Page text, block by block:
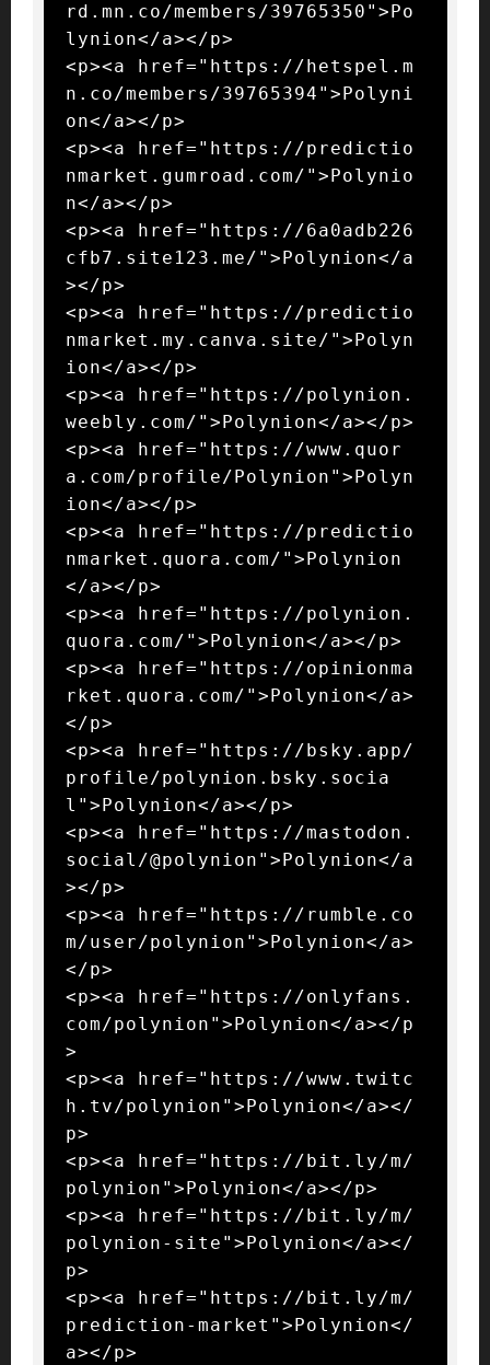
rd.mn.co/members/39765350">Po
lynion</a></p>
<p><a href="https://hetspel.m
n.co/members/39765394">Polyni
on</a></p>
<p><a href="https://predictio
nmarket.gumroad.com/">Polynio
n</a></p>
<p><a href="https://6a0adb226
cfb7.site123.me/">Polynion</a
></p>
<p><a href="https://predictio
nmarket.my.canva.site/">Polyn
ion</a></p>
<p><a href="https://polynion.
weebly.com/">Polynion</a></p>
<p><a href="https://www.quor
a.com/profile/Polynion">Polyn
ion</a></p>
<p><a href="https://predictio
nmarket.quora.com/">Polynion
</a></p>
<p><a href="https://polynion.
quora.com/">Polynion</a></p>
<p><a href="https://opinionma
rket.quora.com/">Polynion</a>
</p>
<p><a href="https://bsky.app/
profile/polynion.bsky.socia
l">Polynion</a></p>
<p><a href="https://mastodon.
social/@polynion">Polynion</a
></p>
<p><a href="https://rumble.co
m/user/polynion">Polynion</a>
</p>
<p><a href="https://onlyfans.
com/polynion">Polynion</a></p
>
<p><a href="https://www.twitc
h.tv/polynion">Polynion</a></
p>
<p><a href="https://bit.ly/m/
polynion">Polynion</a></p>
<p><a href="https://bit.ly/m/
polynion-site">Polynion</a></
p>
<p><a href="https://bit.ly/m/
prediction-market">Polynion</
a></p>